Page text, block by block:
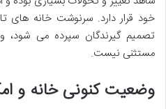
خود قرار دارد. سرنوشت خانه های
تصمیم گیرندگان سپرده می شود،
مستثنی نیست.
وضعیت کنونی خانه و